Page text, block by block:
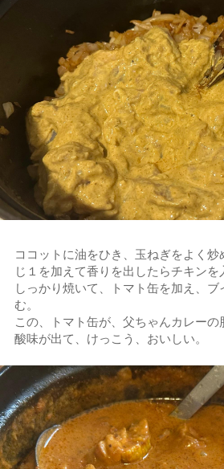
ココットに油をひき、玉ねぎをよく炒
じ１を加えて香りを出したらチキンを
しっかり焼いて、トマト缶を加え、
む。
この、トマト缶が、父ちゃんカレーの
酸味が出て、けっこう、おいしい。